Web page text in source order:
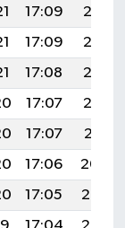
17:09
20:16
17:09
20:15
17:08
20:13
17:07
20:12
17:07
20:11
17:06
20:09
17:05
20:08